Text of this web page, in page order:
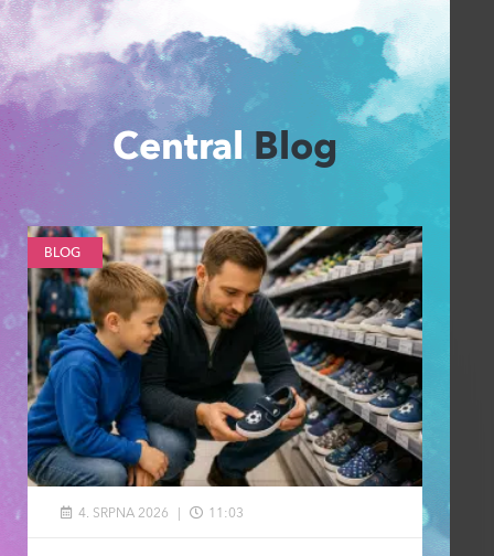
CentralBlog
BLOG
4. SRPNA 2026 11:03